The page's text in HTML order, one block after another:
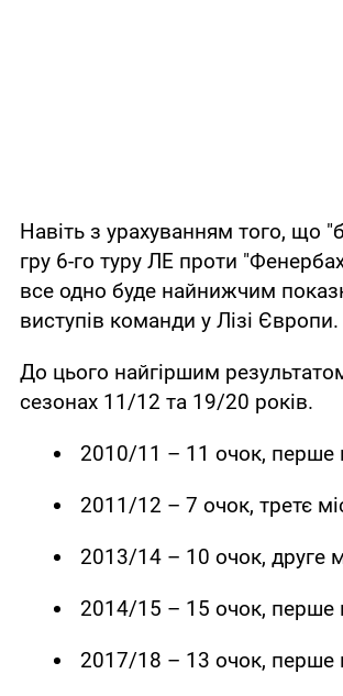
Навіть з урахуванням того, що
гру 6-го туру ЛЕ проти
все одно буде найнижчим
виступів команди у Лізі Європи.
До цього найгіршим
сезонах 11/12 та 19/20 років.
2010/11 – 11 очок, перше
2011/12 – 7 очок, третє
2013/14 – 10 очок, друге
2014/15 – 15 очок, перше
2017/18 – 13 очок, перше